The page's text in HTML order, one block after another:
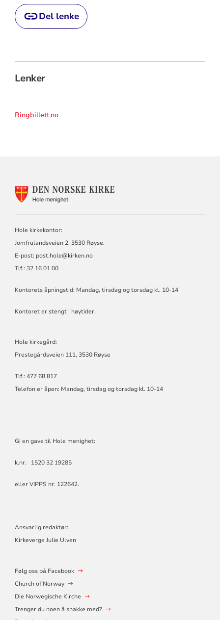
Del lenke
Lenker
Ringbillett.no
Hole kirkekontor:
Jomfrulandsveien 2, 3530 Røyse.
E-post: post.hole@kirken.no
Tlf.: 32 16 01 00
Kontorets åpningstid: Mandag, tirsdag og torsdag kl. 10-14
Kontoret er stengt i høytider.
Hole kirkegård:
Prestegårdsveien 111, 3530 Røyse
Tlf.: 477 68 817
Telefon er åpen: Mandag, tirsdag og torsdag kl. 10-14
Gi en gave til Hole menighet:
k.nr. 1520 32 19285
eller VIPPS nr. 122642.
Ansvarlig redaktør:
Kirkeverge Julie Ulven
Følg oss på Facebook
Church of Norway
Die Norwegische Kirche
Trenger du noen å snakke med?